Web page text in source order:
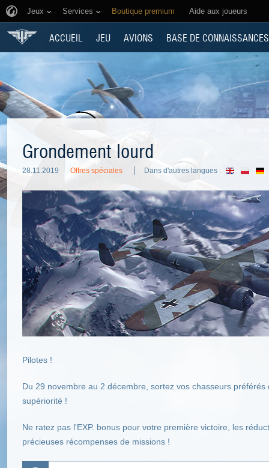
Jeux Services Boutique premium Aide aux joueurs
ACCUEIL JEU AVIONS BASE DE CONNAISSANCES
Grondement lourd
28.11.2019 Offres spéciales Dans d'autres langues :
Pilotes !
Du 29 novembre au 2 décembre, sortez vos chasseurs
supériorité !
Ne ratez pas l'EXP. bonus pour votre première victoire, les
précieuses récompenses de missions !